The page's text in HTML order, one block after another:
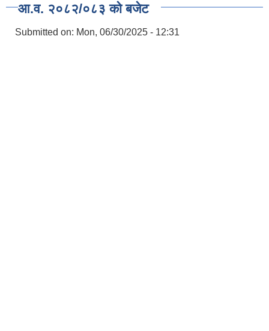
आ.व. २०८२/०८३ को बजेट
Submitted on: Mon, 06/30/2025 - 12:31